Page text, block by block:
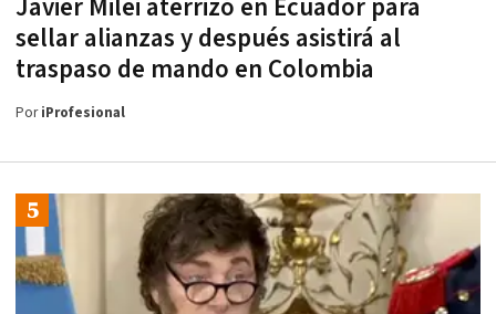
Javier Milei aterrizó en Ecuador para
sellar alianzas y después asistirá al
traspaso de mando en Colombia
PoriProfesional